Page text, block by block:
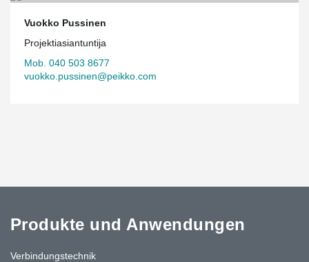
Vuokko Pussinen
Projektiasiantuntija
Mob. 040 503 8677
vuokko.pussinen@peikko.com
Produkte und Anwendungen
Verbindungstechnik